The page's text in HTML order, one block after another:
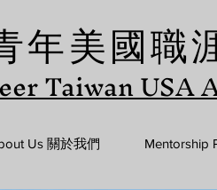
年美國職
Taiwan USA
Us 關於我們 Mentorship